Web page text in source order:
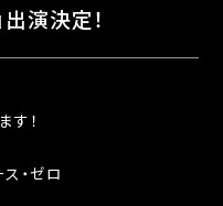
演決定！
す！
・ゼロ